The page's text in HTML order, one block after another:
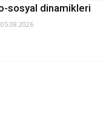
sosyal dinamikleri
05.08.2026